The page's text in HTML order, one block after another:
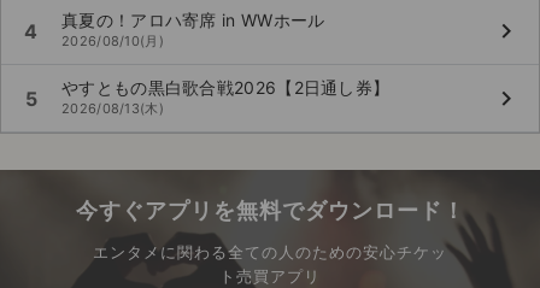
4 真夏の！アロハ寄席 in WWホール
2026/08/10(月) keyboard_arrow_right
5 やすともの黒白歌合戦2026【2日通し券】
2026/08/13(木) keyboard_arrow_right
今すぐアプリを無料でダウンロード！
エンタメに関わる全ての人のための安心チケッ
ト売買アプリ